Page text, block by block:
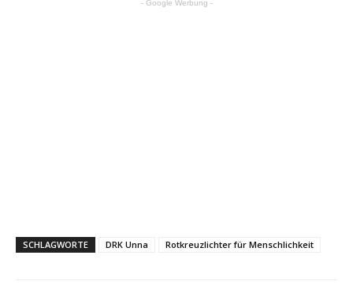
- Google Werbung -
SCHLAGWORTE DRK Unna Rotkreuzlichter für Menschlichkeit